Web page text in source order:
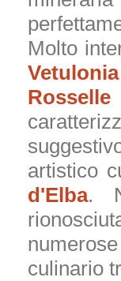
Molto
Vetulonia
Rosselle
artistico
d'Elba.
culinario